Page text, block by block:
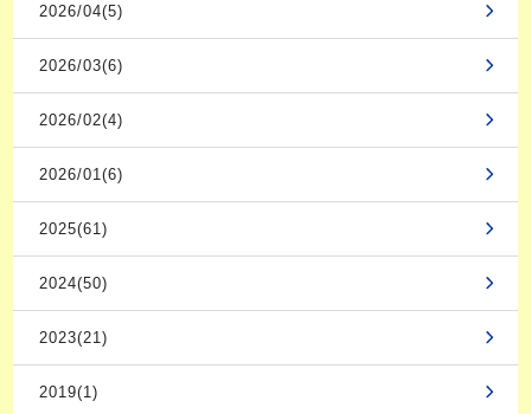
2026/04(5)
2026/03(6)
2026/02(4)
2026/01(6)
2025(61)
2024(50)
2023(21)
2019(1)